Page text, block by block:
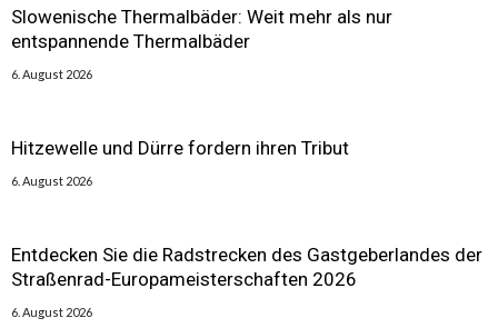
Slowenische Thermalbäder: Weit mehr als nur
entspannende Thermalbäder
6. August 2026
Hitzewelle und Dürre fordern ihren Tribut
6. August 2026
Entdecken Sie die Radstrecken des Gastgeberlandes der
Straßenrad-Europameisterschaften 2026
6. August 2026